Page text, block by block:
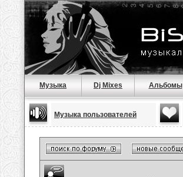
Музыка Dj Mixes Альбомы
Музыка пользователей